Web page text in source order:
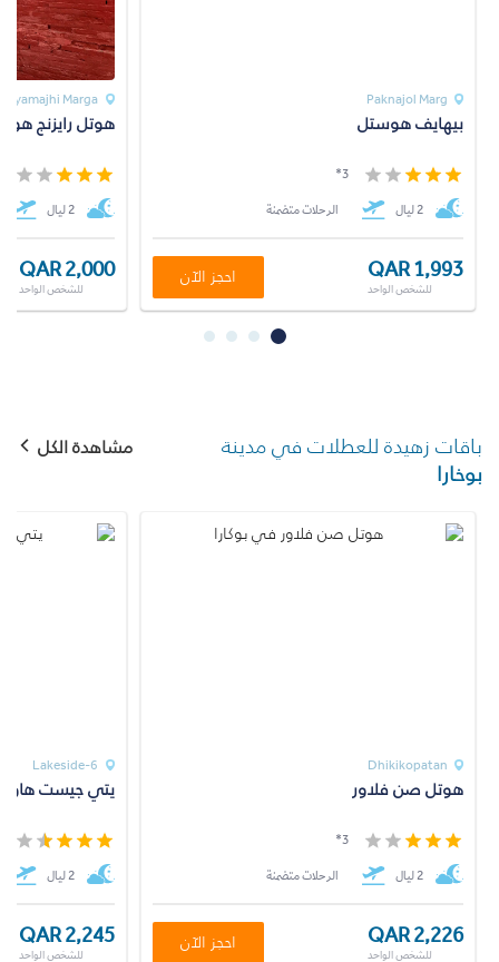
Rayamajhi Marga
هوتل رايزنج هوم
2 ليال
QAR 2,000
للشخص الواحد
Paknajol Marg
بيهايف هوستل
3*
2 ليال الرحلات متضمنة
QAR 1,993
للشخص الواحد
احجز الآن
باقات زهيدة للعطلات في مدينة
بوخارا
مشاهدة الكل
Lakeside-6
يتي جيست
2 ليال
QAR 2,245
للشخص الواحد
Dhikikopatan
هوتل صن فلاور
3*
2 ليال الرحلات متضمنة
QAR 2,226
للشخص الواحد
احجز الآن